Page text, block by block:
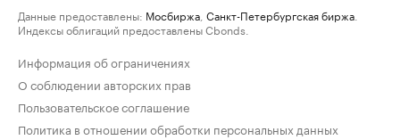
Данные предоставлены: Мосбиржа Санкт-Петербургская биржа
Индексы облигаций предоставлены Cbonds.
Информация об ограничениях
О соблюдении авторских прав
Пользовательское соглашение
Политика в отношении обработки персональных данных